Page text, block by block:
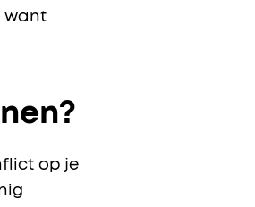
want
op je